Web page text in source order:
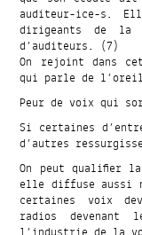
auditeur-ice-s.
dirigeants de la
d’auditeurs. (7)
On rejoint dans
qui parle de
Peur de voix qui
Si certaines
d’autres
On peut qualifier
elle diffuse aussi
certaines voix
radios